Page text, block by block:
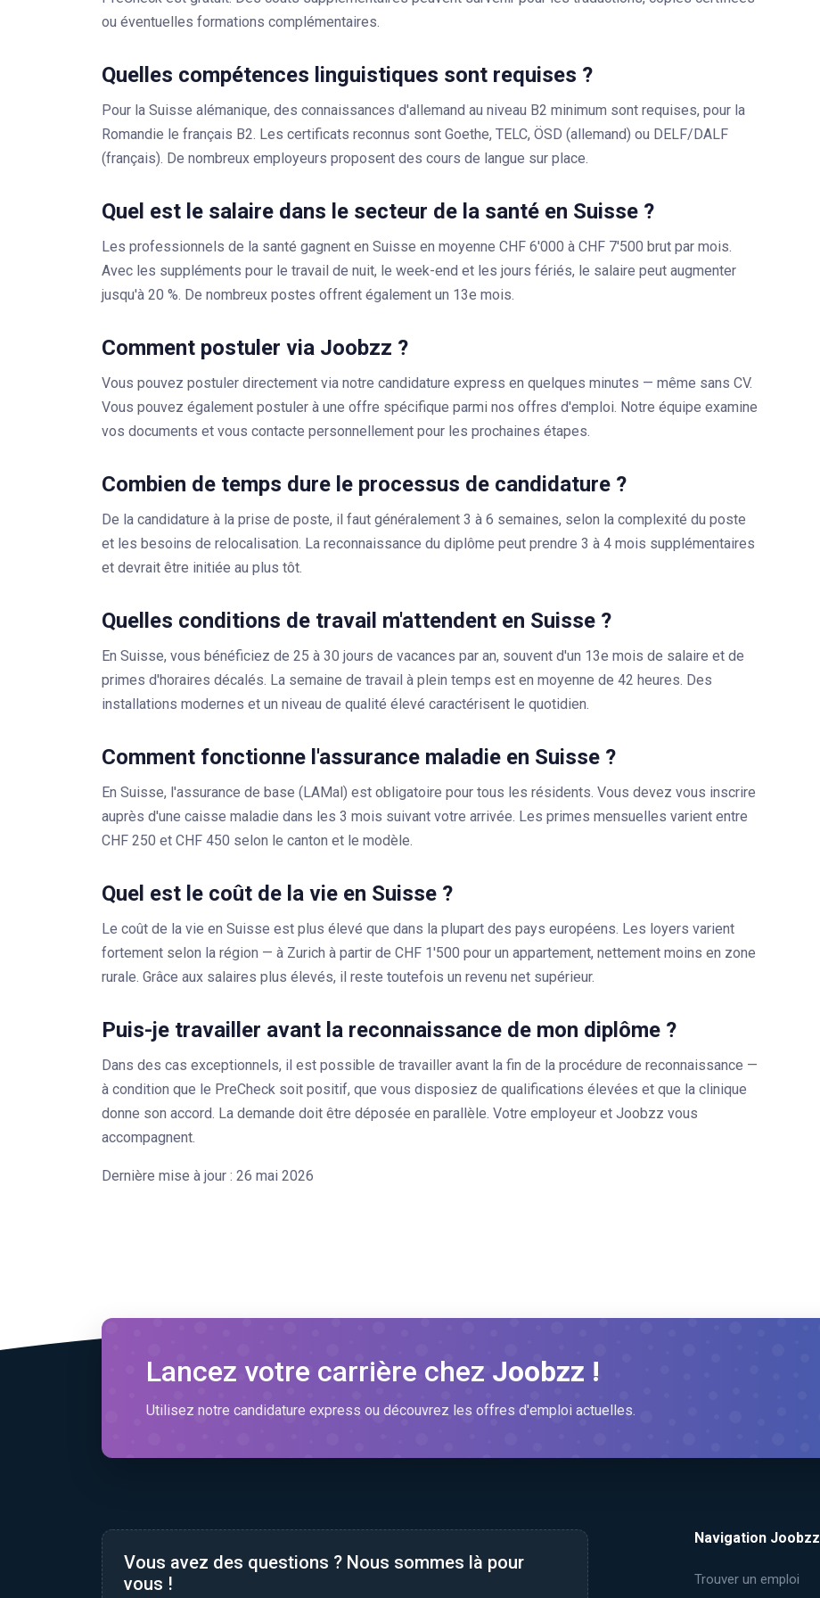
ou éventuelles formations complémentaires.
Quelles compétences linguistiques sont requises ?
Pour la Suisse alémanique, des connaissances d'allemand au niveau B2 minimum sont requises, pour la
Romandie le français B2. Les certificats reconnus sont Goethe, TELC, ÖSD (allemand) ou DELF/DALF
(français). De nombreux employeurs proposent des cours de langue sur place.
Quel est le salaire dans le secteur de la santé en Suisse ?
Les professionnels de la santé gagnent en Suisse en moyenne CHF 6'000 à CHF 7'500 brut par mois.
Avec les suppléments pour le travail de nuit, le week-end et les jours fériés, le salaire peut augmenter
jusqu'à 20 %. De nombreux postes offrent également un 13e mois.
Comment postuler via Joobzz ?
Vous pouvez postuler directement via notre candidature express en quelques minutes — même sans CV.
Vous pouvez également postuler à une offre spécifique parmi nos offres d'emploi. Notre équipe examine
vos documents et vous contacte personnellement pour les prochaines étapes.
Combien de temps dure le processus de candidature ?
De la candidature à la prise de poste, il faut généralement 3 à 6 semaines, selon la complexité du poste
et les besoins de relocalisation. La reconnaissance du diplôme peut prendre 3 à 4 mois supplémentaires
et devrait être initiée au plus tôt.
Quelles conditions de travail m'attendent en Suisse ?
En Suisse, vous bénéficiez de 25 à 30 jours de vacances par an, souvent d'un 13e mois de salaire et de
primes d'horaires décalés. La semaine de travail à plein temps est en moyenne de 42 heures. Des
installations modernes et un niveau de qualité élevé caractérisent le quotidien.
Comment fonctionne l'assurance maladie en Suisse ?
En Suisse, l'assurance de base (LAMal) est obligatoire pour tous les résidents. Vous devez vous inscrire
auprès d'une caisse maladie dans les 3 mois suivant votre arrivée. Les primes mensuelles varient entre
CHF 250 et CHF 450 selon le canton et le modèle.
Quel est le coût de la vie en Suisse ?
Le coût de la vie en Suisse est plus élevé que dans la plupart des pays européens. Les loyers varient
fortement selon la région — à Zurich à partir de CHF 1'500 pour un appartement, nettement moins en zone
rurale. Grâce aux salaires plus élevés, il reste toutefois un revenu net supérieur.
Puis-je travailler avant la reconnaissance de mon diplôme ?
Dans des cas exceptionnels, il est possible de travailler avant la fin de la procédure de reconnaissance —
à condition que le PreCheck soit positif, que vous disposiez de qualifications élevées et que la clinique
donne son accord. La demande doit être déposée en parallèle. Votre employeur et Joobzz vous
accompagnent.
Dernière mise à jour : 26 mai 2026
Lancez votre carrière chez Joobzz !
Utilisez notre candidature express ou découvrez les offres d'emploi actuelles.
Vous avez des questions ? Nous sommes là pour
vous !
Navigation Joobzz
Trouver un emploi